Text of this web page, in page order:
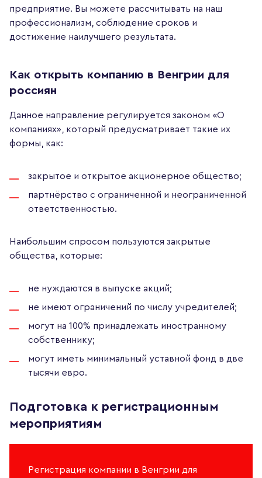
предприятие. Вы можете рассчитывать на наш
профессионализм, соблюдение сроков и
достижение наилучшего результата.
Как открыть компанию в Венгрии для
россиян
Данное направление регулируется законом «О
компаниях», который предусматривает такие их
формы, как:
закрытое и открытое акционерное общество;
партнёрство с ограниченной и неограниченной
ответственностью.
Наибольшим спросом пользуются закрытые
общества, которые:
не нуждаются в выпуске акций;
не имеют ограничений по числу учредителей;
могут на 100% принадлежать иностранному
собственнику;
могут иметь минимальный уставной фонд в две
тысячи евро.
Подготовка к регистрационным
мероприятиям
Регистрация компании в Венгрии для